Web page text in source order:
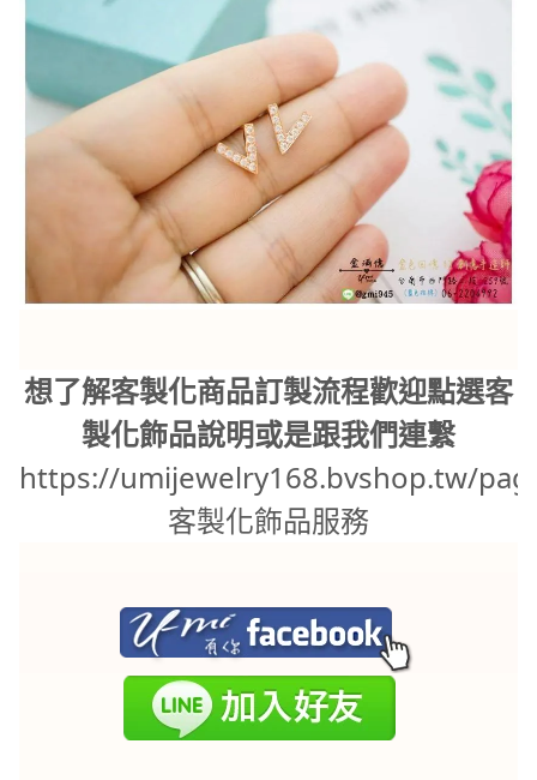
想了解客製化商品訂製流程歡迎點選客
製化飾品說明或是跟我們連繫
https://umijewelry168.bvshop.tw/
客製化飾品服務